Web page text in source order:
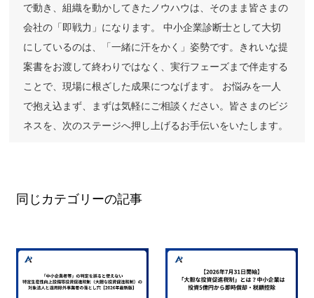
で動き、組織を動かしてきたノウハウは、そのまま皆さまの
会社の「即戦力」になります。 中小企業診断士として大切
にしているのは、「一緒に汗をかく」姿勢です。きれいな提
案書をお渡して終わりではなく、実行フェーズまで伴走する
ことで、現場に根ざした成果につなげます。 お悩みを一人
で抱え込まず、まずは気軽にご相談ください。皆さまのビジ
ネスを、次のステージへ押し上げるお手伝いをいたします。
同じカテゴリーの記事